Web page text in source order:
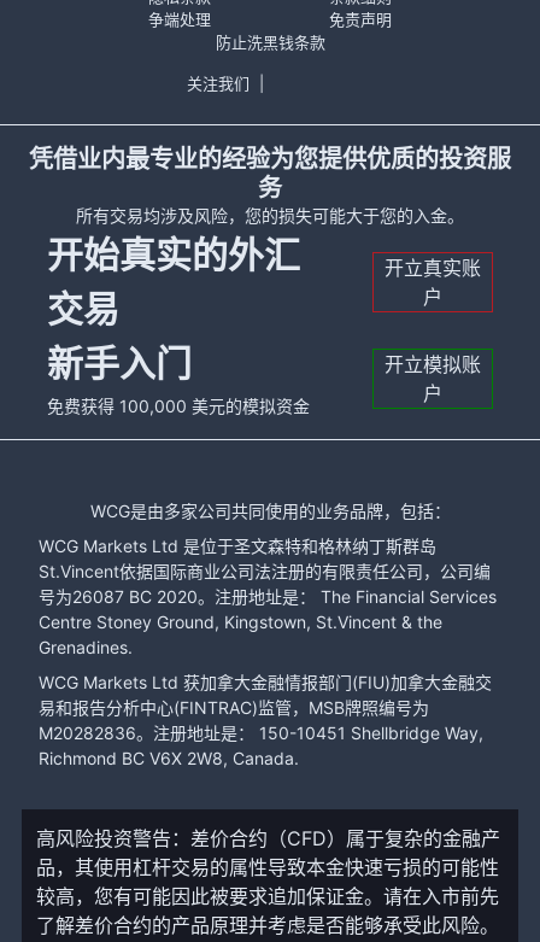
争端处理
免责声明
防止洗黑钱条款
关注我们
凭借业内最专业的经验为您提供优质的投资服
务
所有交易均涉及风险，您的损失可能大于您的入金。
开始真实的外汇
交易
开立真实账
户
新手入门
免费获得 100,000 美元的模拟资金
开立模拟账
户
WCG是由多家公司共同使用的业务品牌，包括：
WCG Markets Ltd 是位于圣文森特和格林纳丁斯群岛
St.Vincent依据国际商业公司法注册的有限责任公司，公司编
号为26087 BC 2020。注册地址是： The Financial Services
Centre Stoney Ground, Kingstown, St.Vincent & the
Grenadines.
WCG Markets Ltd 获加拿大金融情报部门(FIU)加拿大金融交
易和报告分析中心(FINTRAC)监管，MSB牌照编号为
M20282836。注册地址是： 150-10451 Shellbridge Way,
Richmond BC V6X 2W8, Canada.
高风险投资警告：差价合约（CFD）属于复杂的金融产
品，其使用杠杆交易的属性导致本金快速亏损的可能性
较高，您有可能因此被要求追加保证金。请在入市前先
了解差价合约的产品原理并考虑是否能够承受此风险。